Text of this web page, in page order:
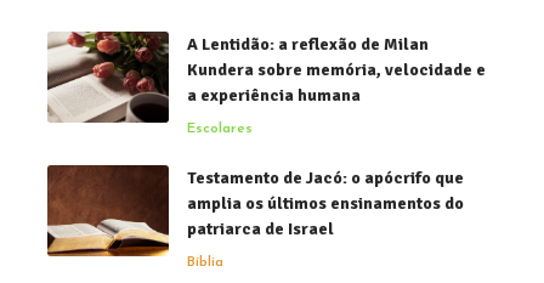
A Lentidão: a reflexão de Milan
Kundera sobre memória, velocidade e
a experiência humana
Escolares
Testamento de Jacó: o apócrifo que
amplia os últimos ensinamentos do
patriarca de Israel
Bíblia